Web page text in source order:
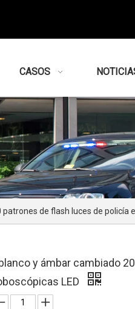
CASOS
de flash luces de policía
y ámbar cambiado
LED